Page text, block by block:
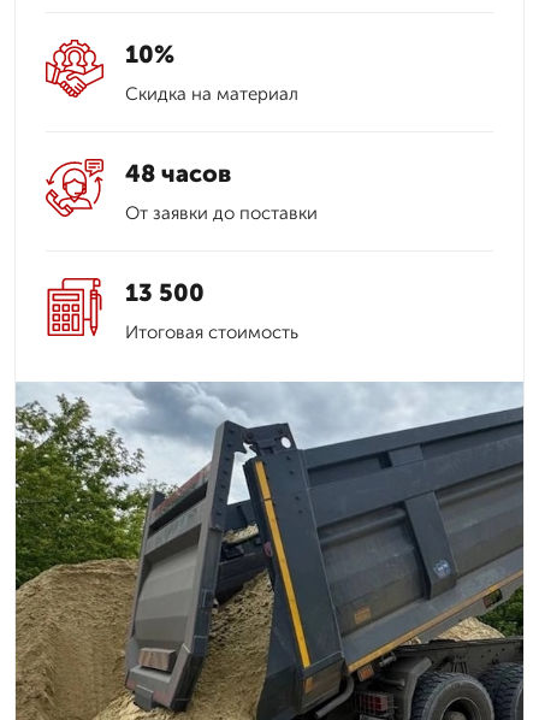
10%
Скидка на материал
48 часов
От заявки до поставки
13 500
Итоговая стоимость